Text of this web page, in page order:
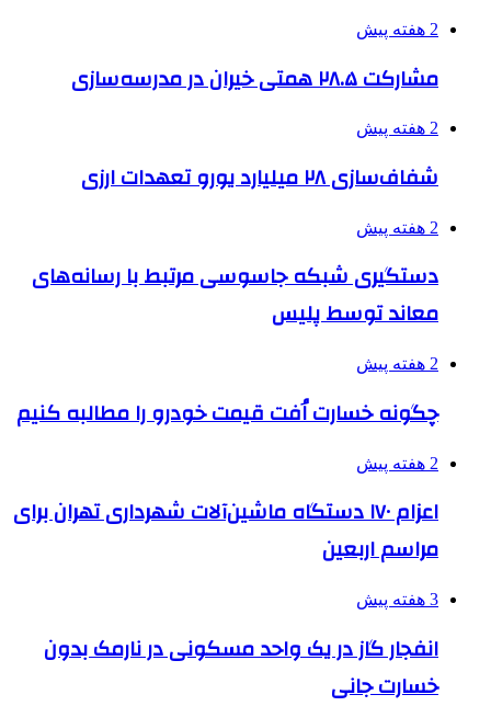
2 هفته پیش
مشارکت ۲۸.۵ همتی خیران در مدرسه‌سازی
2 هفته پیش
شفاف‌سازی ۲۸ میلیارد یورو تعهدات ارزی
2 هفته پیش
دستگیری شبکه جاسوسی مرتبط با رسانه‌های
معاند توسط پلیس
2 هفته پیش
چگونه خسارت اُفت قیمت خودرو را مطالبه کنیم
2 هفته پیش
اعزام ۱۷۰ دستگاه ماشین‌آلات شهرداری تهران برای
مراسم اربعین
3 هفته پیش
انفجار گاز در یک واحد مسکونی در نارمک بدون
خسارت جانی